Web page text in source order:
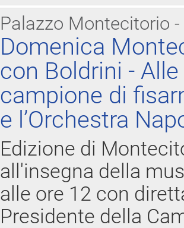
Palazzo Montecitorio
Domenica
con Boldrini -
campione di
e l’Orchestra
Edizione di
all'insegna della
alle ore 12 con
Presidente della